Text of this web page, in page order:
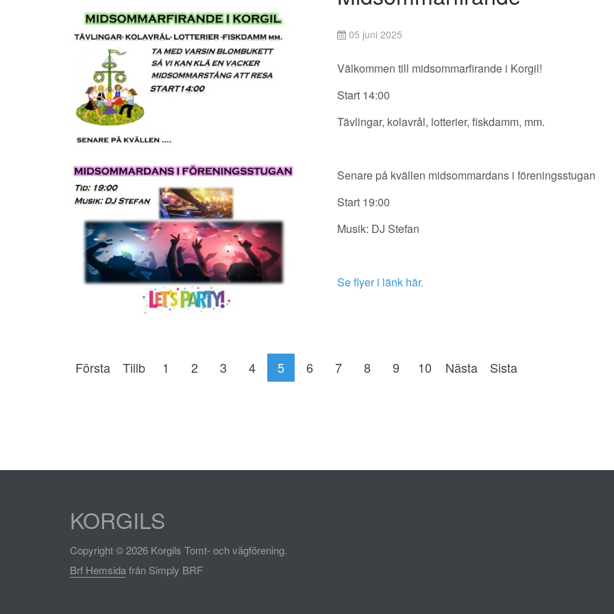
05 juni 2025
Välkommen till midsommarfirande i Korgil!
Start 14:00
Tävlingar, kolavrål, lotterier, fiskdamm, mm.
Senare på kvällen midsommardans i föreningsstugan
Start 19:00
Musik: DJ Stefan
Se flyer i länk här.
Första Tillb 1 2 3 4 5 6 7 8 9 10 Nästa Sista
KORGILS
Copyright © 2026 Korgils Tomt- och vägförening.
Brf Hemsidafrån Simply BRF